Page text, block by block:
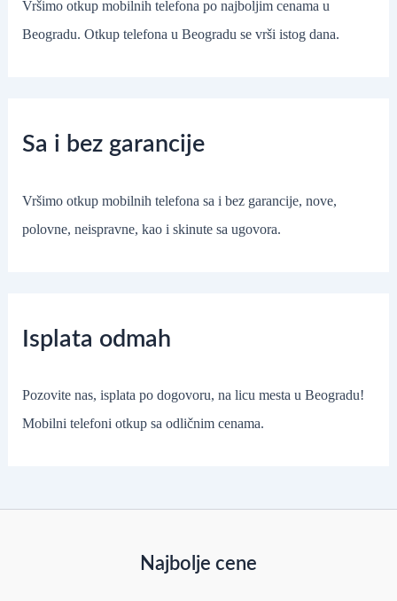
Vršimo otkup mobilnih telefona po najboljim cenama u
Beogradu. Otkup telefona u Beogradu se vrši istog dana.
Sa i bez garancije
Vršimo otkup mobilnih telefona sa i bez garancije, nove,
polovne, neispravne, kao i skinute sa ugovora.
Isplata odmah
Pozovite nas, isplata po dogovoru, na licu mesta u Beogradu!
Mobilni telefoni otkup sa odličnim cenama.
Najbolje cene